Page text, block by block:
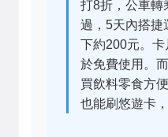
打8折，公車轉
過，5天內搭捷
下約200元。
於免費使用。
買飲料零食方
也能刷悠遊卡